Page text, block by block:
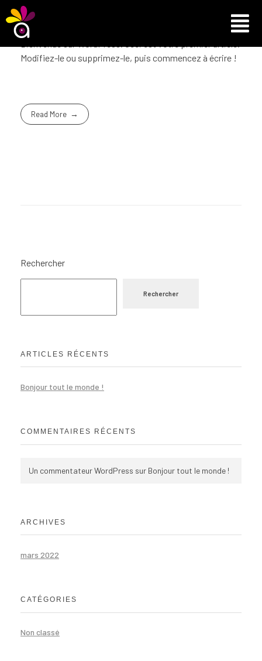
Bonjour tout le monde !
Modifiez-le ou supprimez-le, puis commencez à écrire !
Read More
Rechercher
Rechercher
ARTICLES RÉCENTS
Bonjour tout le monde !
COMMENTAIRES RÉCENTS
Un commentateur WordPress sur Bonjour tout le monde !
ARCHIVES
mars 2022
CATÉGORIES
Non classé